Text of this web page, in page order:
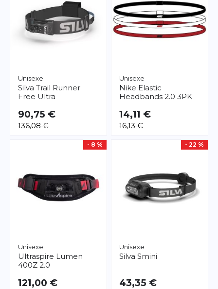
Unisexe
Silva Trail Runner
Free Ultra
90,75 €
136,08 €
Unisexe
Nike Elastic
Headbands 2.0 3PK
14,11 €
16,13 €
- 8 %
Unisexe
Ultraspire Lumen
400Z 2.0
121,00 €
- 22 %
Unisexe
Silva Smini
43,35 €